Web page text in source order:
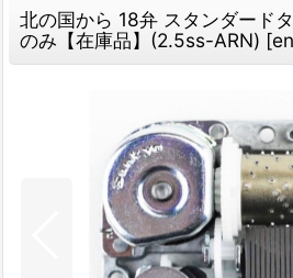
北の国から 18弁 スタンダード
のみ【在庫品】(2.5ss-ARN) [